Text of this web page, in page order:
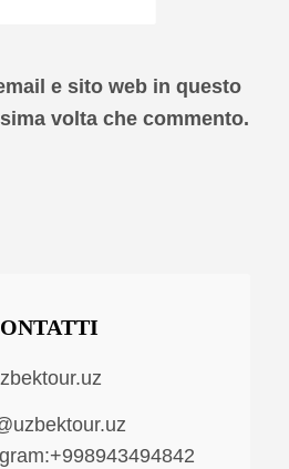
e sito web in questo
volta che commento.